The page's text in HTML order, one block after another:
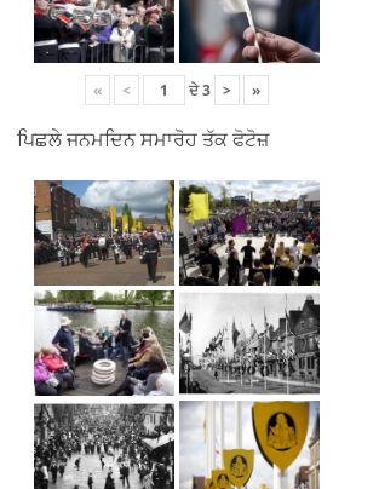
« < ਦੇ3 > »
ਪਿਛਲੇ ਜਨਮਦਿਨ ਸਮਾਰੋਹ ਤੱਕ ਫੋਟੋਜ਼